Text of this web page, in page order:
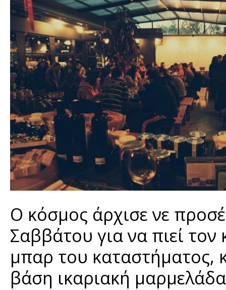
Ο κόσμος άρχισε νε
Σαββάτου για να πιεί
μπαρ του καταστήματος,
βάση ικαριακή